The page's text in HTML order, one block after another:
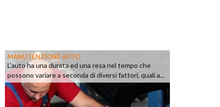
MANUTENZIONE AUTO
L'auto ha una durata ed una resa nel tempo che
possono variare a seconda di diversi fattori, quali a...